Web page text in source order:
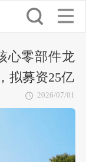
心零部件龙
拟募资25亿
2026/07/01